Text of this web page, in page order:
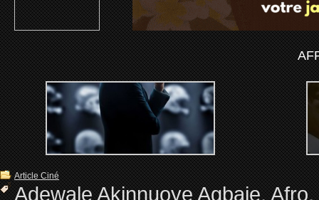
Article Ciné
Adewale Akinnuoye Agbaje,Afro,